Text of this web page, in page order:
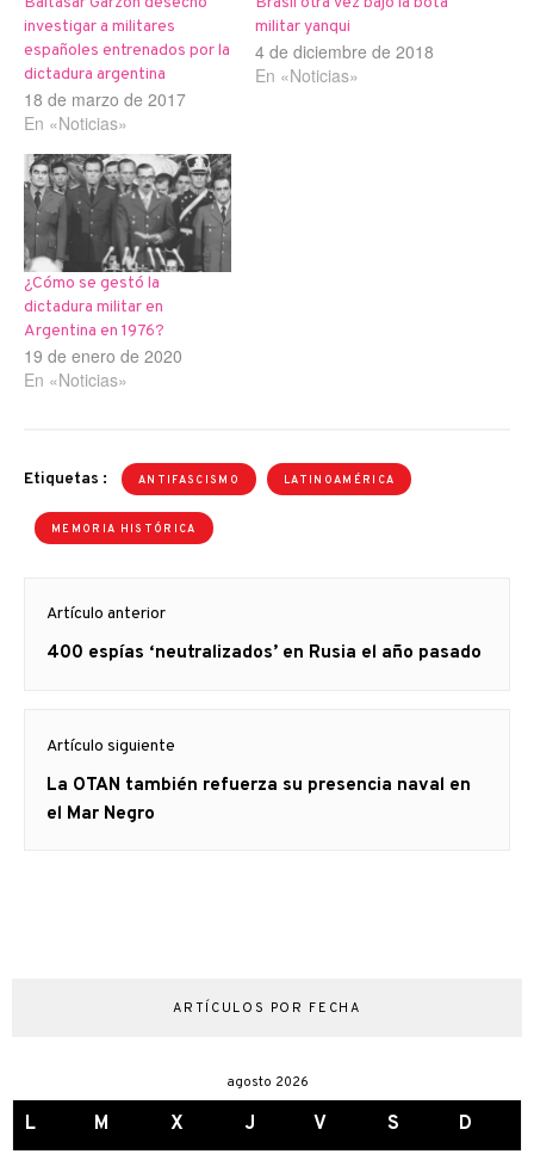
investigar a militares
españoles entrenados por la
dictadura argentina
18 de marzo de 2017
En «Noticias»
militar yanqui
4 de diciembre de 2018
En «Noticias»
¿Cómo se gestó la
dictadura militar en
Argentina en 1976?
19 de enero de 2020
En «Noticias»
Etiquetas : ANTIFASCISMO LATINOAMÉRICA
MEMORIA HISTÓRICA
de
entradas
Artículo anterior
Artículo
400 espías ‘neutralizados’ en Rusia el año pasado
Artículo siguiente
Artículo
siguiente:
La OTAN también refuerza su presencia naval en
el Mar Negro
ARTÍCULOS POR FECHA
agosto 2026
L M X J V S D